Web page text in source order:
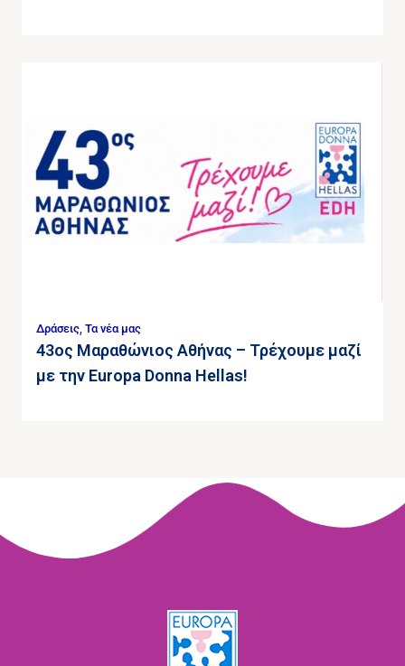
Δράσεις Τα νέα μας
43ος Μαραθώνιος Αθήνας – Τρέχουμε μαζί
με την Europa Donna Hellas!